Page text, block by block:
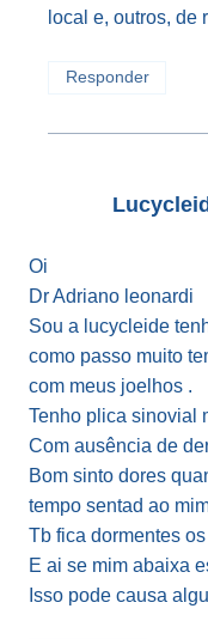
local e, outros, de
Responder
Oi
Dr Adriano leonardi
Sou a lucycleide
como passo muito
com meus joelhos .
Tenho plica sinovial
Com ausência de
Bom sinto dores
tempo sentad ao
Tb fica dormentes os
E ai se mim abaixa
Isso pode causa